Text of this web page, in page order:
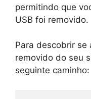
permitindo que
USB foi removido.
Para descobrir se
removido do seu
seguinte caminho: